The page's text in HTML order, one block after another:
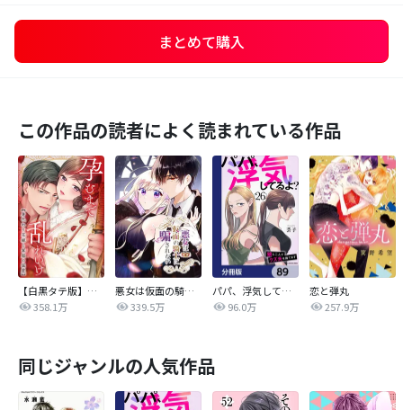
まとめて購入
この作品の読者によく読まれている作品
【白黒タテ版】孕むまで乱れいけ～身代わり花嫁と軍服の猛愛
358.1万
悪女は仮面の騎士に騙されない
339.5万
パパ、浮気してるよ？娘と二人でクズ夫を捨てます【分冊版】
96.0万
恋と弾丸
257.9万
同じジャンルの人気作品